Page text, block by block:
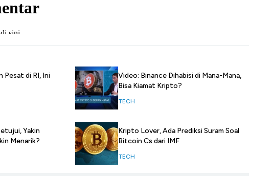
Pesat di RI, Ini
Yakin
Menarik?
Video: Binance Dihabisi di Mana-Mana,
Bisa Kiamat Kripto?
TECH
Kripto Lover, Ada Prediksi Suram Soal
Bitcoin Cs dari IMF
TECH